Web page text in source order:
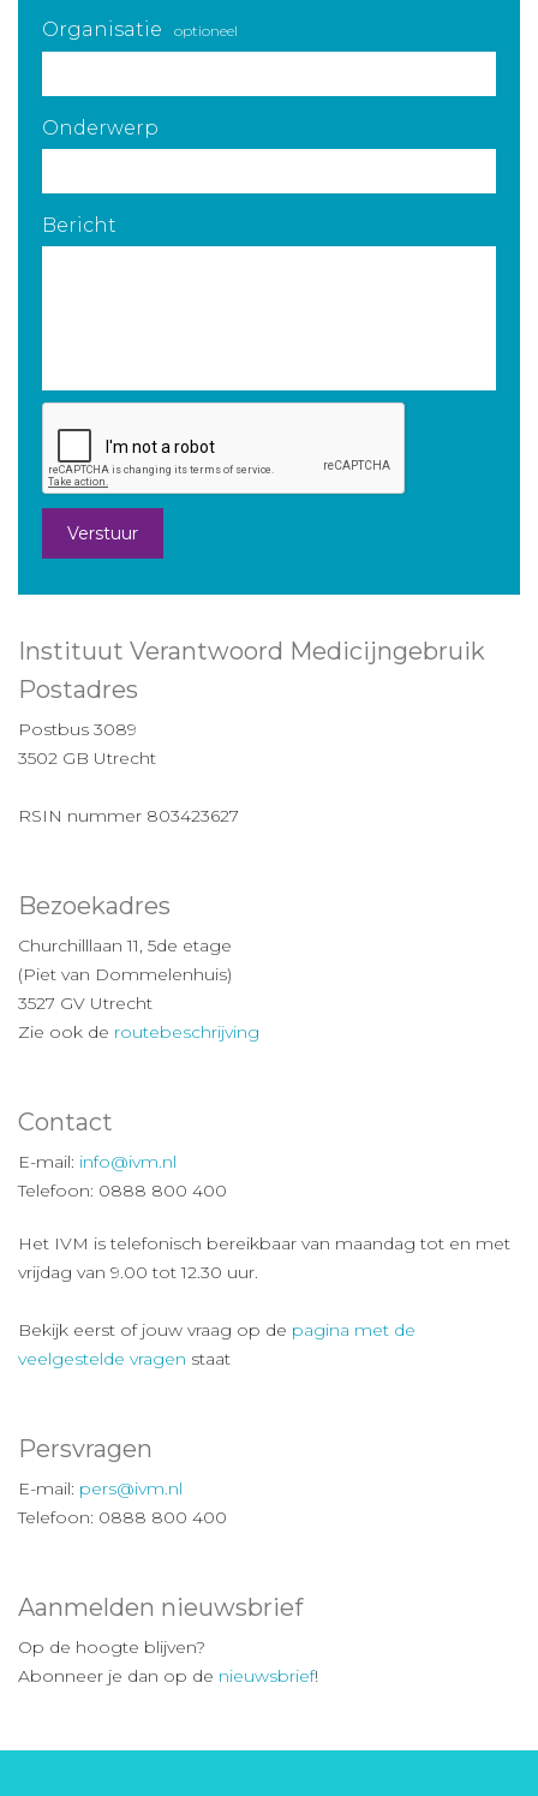
Organisatie optioneel
Onderwerp
Bericht
Verstuur
Instituut Verantwoord Medicijngebruik
Postadres
Postbus 3089
3502 GB Utrecht
RSIN nummer 803423627
Bezoekadres
Churchilllaan 11, 5de etage
(Piet van Dommelenhuis)
3527 GV Utrecht
Zie ook de routebeschrijving
Contact
E-mail: info@ivm.nl
Telefoon: 0888 800 400
Het IVM is telefonisch bereikbaar van maandag tot en met
vrijdag van 9.00 tot 12.30 uur.
Bekijk eerst of jouw vraag op de pagina met de
veelgestelde vragen staat
Persvragen
E-mail: pers@ivm.nl
Telefoon: 0888 800 400
Aanmelden nieuwsbrief
Op de hoogte blijven?
Abonneer je dan op de nieuwsbrief!